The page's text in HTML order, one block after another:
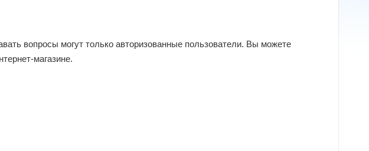
вопросы могут только авторизованные пользователи. Вы можете
магазине.